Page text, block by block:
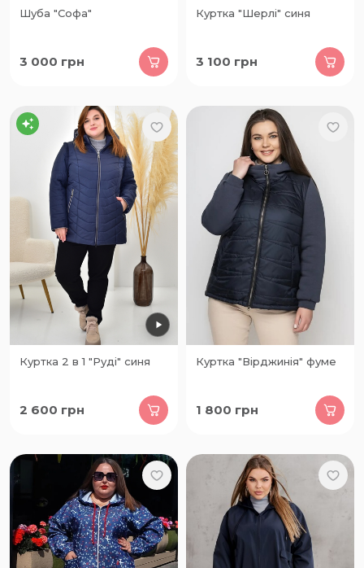
Шуба "Софа"
3 000 грн
Куртка "Шерлі" синя
3 100 грн
Куртка 2 в 1 "Руді" синя
2 600 грн
Куртка "Вірджинія" фуме
1 800 грн